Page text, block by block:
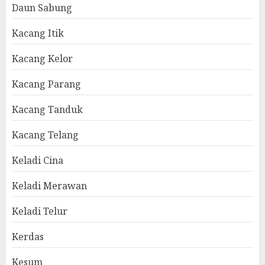
Daun Sabung
Kacang Itik
Kacang Kelor
Kacang Parang
Kacang Tanduk
Kacang Telang
Keladi Cina
Keladi Merawan
Keladi Telur
Kerdas
Kesum